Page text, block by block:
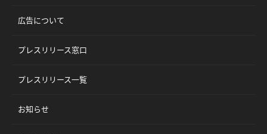
広告について
プレスリリース窓口
プレスリリース一覧
お知らせ